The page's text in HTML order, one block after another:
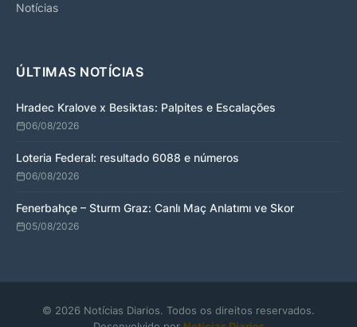
Notícias
ÚLTIMAS NOTÍCIAS
Hradec Kralove x Besiktas: Palpites e Escalações
06/08/2026
Loteria Federal: resultado 6088 e números
06/08/2026
Fenerbahçe – Sturm Graz: Canlı Maç Anlatımı ve Skor
05/08/2026
© 2026 Notícias Diarios. Todos os direitos reservados.